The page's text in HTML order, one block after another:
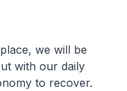
we will be
with our daily
to recover.